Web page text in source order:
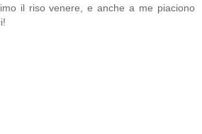
il riso venere, e anche a me piaciono